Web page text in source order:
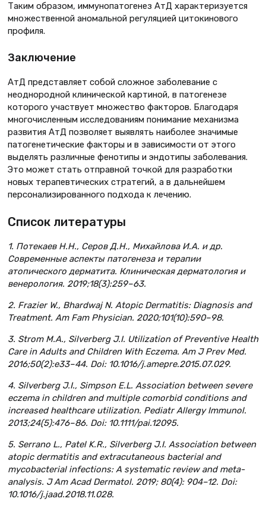
Таким образом, иммунопатогенез АтД характеризуется
множественной аномальной регуляцией цитокинового
профиля.
Заключение
АтД представляет собой сложное заболевание с
неоднородной клинической картиной, в патогенезе
которого участвует множество факторов. Благодаря
многочисленным исследованиям понимание механизма
развития АтД позволяет выявлять наиболее значимые
патогенетические факторы и в зависимости от этого
выделять различные фенотипы и эндотипы заболевания.
Это может стать отправной точкой для разработки
новых терапевтических стратегий, а в дальнейшем
персонализированного подхода к лечению.
Список литературы
1. Потекаев Н.Н., Серов Д.Н., Михайлова И.А. и др.
Современные аспекты патогенеза и терапии
атопического дерматита. Клиническая дерматология и
венерология. 2019;18(3):259–63.
2. Frazier W., Bhardwaj N. Atopic Dermatitis: Diagnosis and
Treatment. Am Fam Physician. 2020;101(10):590–98.
3. Strom M.A., Silverberg J.I. Utilization of Preventive Health
Care in Adults and Children With Eczema. Am J Prev Med.
2016;50(2):e33–44. Doi: 10.1016/j.amepre.2015.07.029.
4. Silverberg J.I., Simpson E.L. Association between severe
eczema in children and multiple comorbid conditions and
increased healthcare utilization. Pediatr Allergy Immunol.
2013;24(5):476–86. Doi: 10.1111/pai.12095.
5. Serrano L., Patel K.R., Silverberg J.I. Association between
atopic dermatitis and extracutaneous bacterial and
mycobacterial infections: A systematic review and meta-
analysis. J Am Acad Dermatol. 2019; 80(4): 904–12. Doi:
10.1016/j.jaad.2018.11.028.